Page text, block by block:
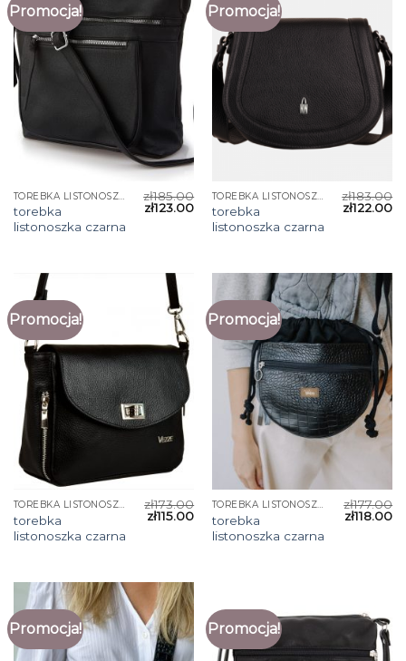
Promocja!
TOREBKA LISTONOSZKA CZARNA
torebka
listonoszka czarna
zł185.00
zł123.00
Promocja!
TOREBKA LISTONOSZKA CZARNA
torebka
listonoszka czarna
zł183.00
zł122.00
Promocja!
TOREBKA LISTONOSZKA CZARNA
torebka
listonoszka czarna
zł173.00
zł115.00
Promocja!
TOREBKA LISTONOSZKA CZARNA
torebka
listonoszka czarna
zł177.00
zł118.00
Promocja! Promocja!